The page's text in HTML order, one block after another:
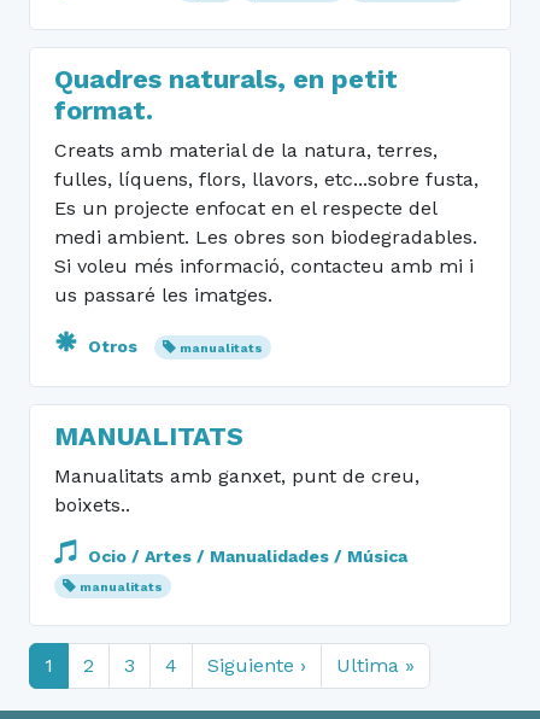
Quadres naturals, en petit
format.
Creats amb material de la natura, terres,
fulles, líquens, flors, llavors, etc...sobre fusta,
Es un projecte enfocat en el respecte del
medi ambient. Les obres son biodegradables.
Si voleu més informació, contacteu amb mi i
us passaré les imatges.
Otros manualitats
MANUALITATS
Manualitats amb ganxet, punt de creu,
boixets..
Ocio / Artes / Manualidades / Música
manualitats
1 2 3 4 Siguiente › Ultima »